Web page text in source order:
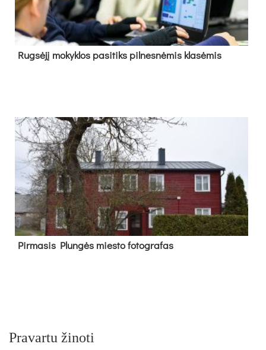
Rug­sė­jį mo­kyk­los pa­si­tiks pil­nes­nė­mis kla­sė­mis
Pir­ma­sis Plun­gės mies­to fo­tog­ra­fas
Pravartu žinoti